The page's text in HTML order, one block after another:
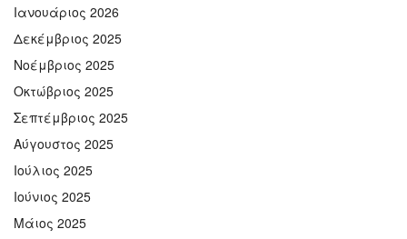
Ιανουάριος 2026
Δεκέμβριος 2025
Νοέμβριος 2025
Οκτώβριος 2025
Σεπτέμβριος 2025
Αύγουστος 2025
Ιούλιος 2025
Ιούνιος 2025
Μάιος 2025